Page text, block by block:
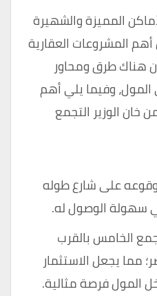
المميزة والشهيرة
المشروعات العقارية
هناك طرق ومحاور
وفيما يلي أهم
خان الوزير التجمع
على شارع طوله
الخامس بالقرب
يجعل الاستثمار
المول فرصة مثالية.